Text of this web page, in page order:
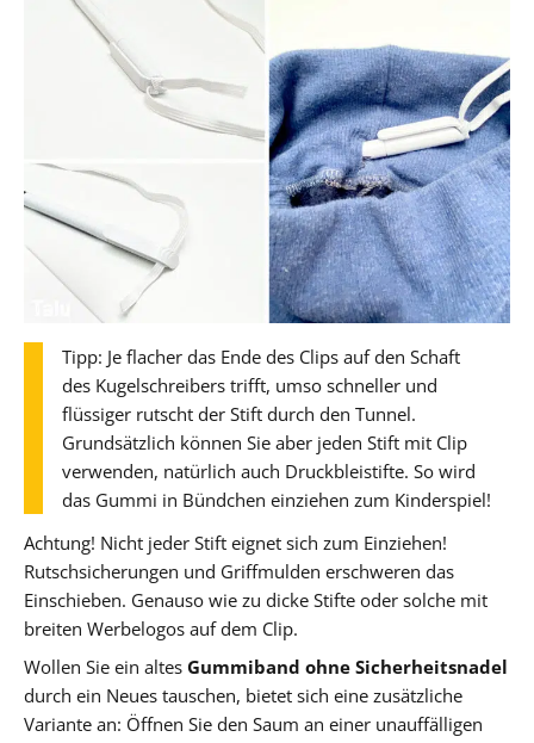
Tipp: Je flacher das Ende des Clips auf den Schaft
des Kugelschreibers trifft, umso schneller und
flüssiger rutscht der Stift durch den Tunnel.
Grundsätzlich können Sie aber jeden Stift mit Clip
verwenden, natürlich auch Druckbleistifte. So wird
das Gummi in Bündchen einziehen zum Kinderspiel!
Achtung! Nicht jeder Stift eignet sich zum Einziehen!
Rutschsicherungen und Griffmulden erschweren das
Einschieben. Genauso wie zu dicke Stifte oder solche mit
breiten Werbelogos auf dem Clip.
Wollen Sie ein altes Gummiband ohne Sicherheitsnadel
durch ein Neues tauschen, bietet sich eine zusätzliche
Variante an: Öffnen Sie den Saum an einer unauffälligen